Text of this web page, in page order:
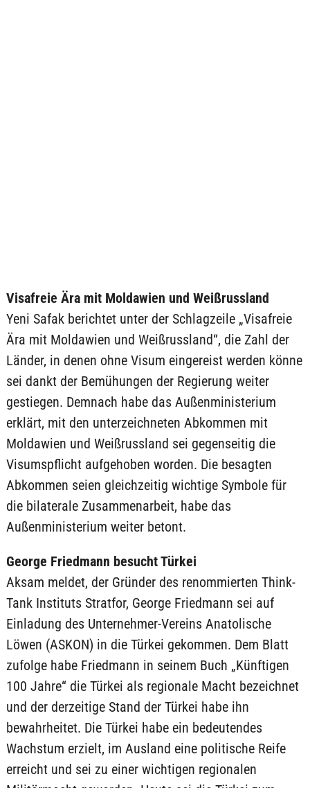
Visafreie Ära mit Moldawien und Weißrussland
Yeni Safak berichtet unter der Schlagzeile „Visafreie
Ära mit Moldawien und Weißrussland“, die Zahl der
Länder, in denen ohne Visum eingereist werden könne
sei dankt der Bemühungen der Regierung weiter
gestiegen. Demnach habe das Außenministerium
erklärt, mit den unterzeichneten Abkommen mit
Moldawien und Weißrussland sei gegenseitig die
Visumspflicht aufgehoben worden. Die besagten
Abkommen seien gleichzeitig wichtige Symbole für
die bilaterale Zusammenarbeit, habe das
Außenministerium weiter betont.
George Friedmann besucht Türkei
Aksam meldet, der Gründer des renommierten Think-
Tank Instituts Stratfor, George Friedmann sei auf
Einladung des Unternehmer-Vereins Anatolische
Löwen (ASKON) in die Türkei gekommen. Dem Blatt
zufolge habe Friedmann in seinem Buch „Künftigen
100 Jahre“ die Türkei als regionale Macht bezeichnet
und der derzeitige Stand der Türkei habe ihn
bewahrheitet. Die Türkei habe ein bedeutendes
Wachstum erzielt, im Ausland eine politische Reife
erreicht und sei zu einer wichtigen regionalen